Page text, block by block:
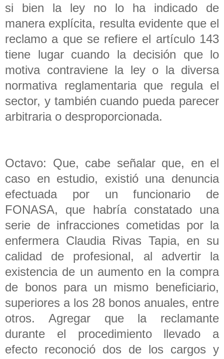
si bien la ley no lo ha indicado de
manera explícita, resulta evidente que el
reclamo a que se refiere el artículo 143
tiene lugar cuando la decisión que lo
motiva contraviene la ley o la diversa
normativa reglamentaria que regula el
sector, y también cuando pueda parecer
arbitraria o desproporcionada.
Octavo: Que, cabe señalar que, en el
caso en estudio, existió una denuncia
efectuada por un funcionario de
FONASA, que habría constatado una
serie de infracciones cometidas por la
enfermera Claudia Rivas Tapia, en su
calidad de profesional, al advertir la
existencia de un aumento en la compra
de bonos para un mismo beneficiario,
superiores a los 28 bonos anuales, entre
otros. Agregar que la reclamante
durante el procedimiento llevado a
efecto reconoció dos de los cargos y